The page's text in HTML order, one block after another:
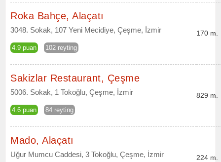
Roka Bahçe, Alaçatı
3048. Sokak, 107 Yeni Mecidiye, Çeşme, İzmir
4.9 puan 102 reyting
170 m.
Sakizlar Restaurant, Çeşme
5006. Sokak, 1 Tokoğlu, Çeşme, İzmir
4.6 puan 84 reyting
829 m.
Mado, Alaçatı
Uğur Mumcu Caddesi, 3 Tokoğlu, Çeşme, İzmir 224 m.